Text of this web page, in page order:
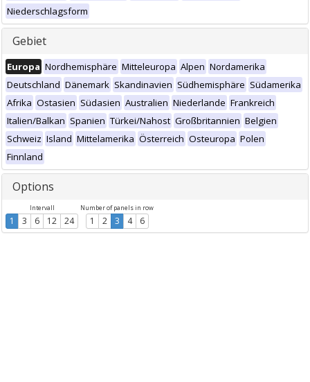
Niederschlagsform
Gebiet
Europa Nordhemisphäre Mitteleuropa Alpen Nordamerika
Deutschland Dänemark Skandinavien Südhemisphäre Südamerika
Afrika Ostasien Südasien Australien Niederlande Frankreich
Italien/Balkan Spanien Türkei/Nahost Großbritannien Belgien
Schweiz Island Mittelamerika Österreich Osteuropa Polen
Finnland
Options
Intervall
1 3 6 12 24
Number of panels in row
1 2 3 4 6